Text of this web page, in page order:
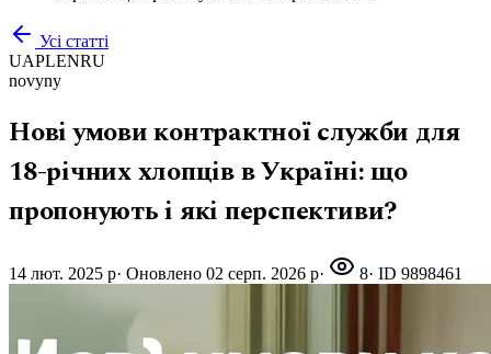
Усі статті
UAPLENRU
novyny
Нові умови контрактної служби для
18-річних хлопців в Україні: що
пропонують і які перспективи?
14 лют. 2025 р· Оновлено 02 серп. 2026 р· 8· ID 9898461